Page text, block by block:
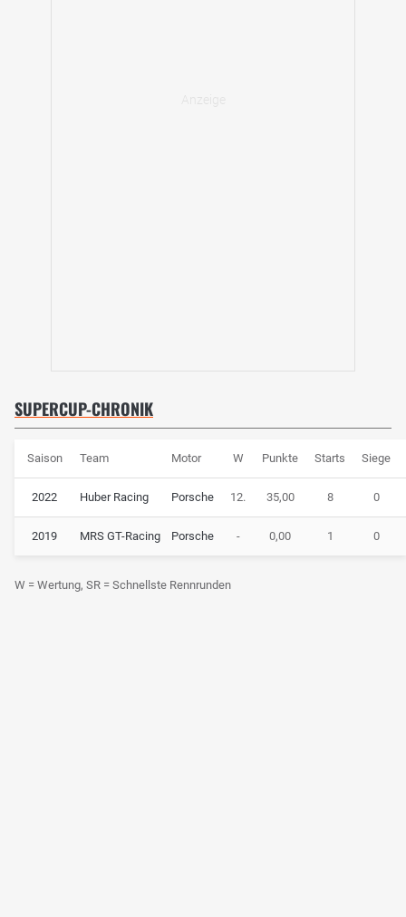
SUPERCUP-CHRONIK
Saison Team Motor W Punkte Starts Siege
2022 Huber Racing Porsche 12. 35,00 8 0
2019 MRS GT-Racing Porsche - 0,00 1 0
W = Wertung, SR = Schnellste Rennrunden